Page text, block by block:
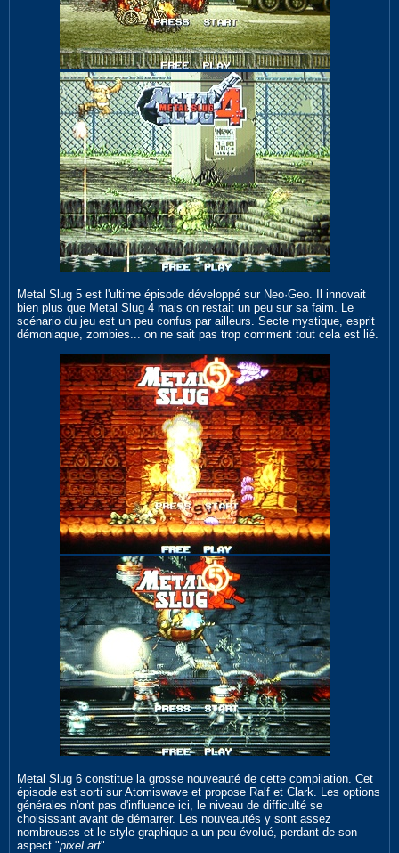
Metal Slug 5 est l'ultime épisode développé sur Neo·Geo. Il innovait
bien plus que Metal Slug 4 mais on restait un peu sur sa faim. Le
scénario du jeu est un peu confus par ailleurs. Secte mystique, esprit
démoniaque, zombies... on ne sait pas trop comment tout cela est lié.
Metal Slug 6 constitue la grosse nouveauté de cette compilation. Cet
épisode est sorti sur Atomiswave et propose Ralf et Clark. Les options
générales n'ont pas d'influence ici, le niveau de difficulté se
choisissant avant de démarrer. Les nouveautés y sont assez
nombreuses et le style graphique a un peu évolué, perdant de son
aspect "pixel art".